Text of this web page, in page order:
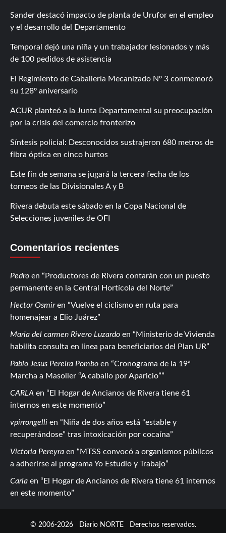
Sander destacó impacto de planta de Urufor en el empleo
y el desarrollo del Departamento
Temporal dejó una niña y un trabajador lesionados y más
de 100 pedidos de asistencia
El Regimiento de Caballería Mecanizado Nº 3 conmemoró
su 128º aniversario
ACUR planteó a la Junta Departamental su preocupación
por la crisis del comercio fronterizo
Síntesis policial: Desconocidos sustrajeron 680 metros de
fibra óptica en cinco hurtos
Este fin de semana se jugará la tercera fecha de los
torneos de las Divisionales A y B
Rivera debuta este sábado en la Copa Nacional de
Selecciones juveniles de OFI
Comentarios recientes
Pedro en
Productores de Rivera contarán con un puesto
permanente en la Central Hortícola del Norte
Hector Osmiren
Vuelve el ciclismo en ruta para
homenajear a Elio Juárez
Maria del carmen Rivero Luzardo en
Ministerio de Vivienda
habilita consulta en línea para beneficiarios del Plan UR
Pablo Jesus Pereira Pombo en
Cronograma de la 19ª
Marcha a Masoller “A caballo por Aparicio”
CARLA en
El Hogar de Ancianos de Rivera tiene 61
internos en este momento
vpirrongelli en
Niña de dos años está “estable y
recuperándose” tras intoxicación por cocaína
Victoria Pereyra en
MTSS convocó a organismos públicos
a adherirse al programa Yo Estudio y Trabajo
Carla en
El Hogar de Ancianos de Rivera tiene 61 internos
en este momento
© 2006-2026 Diario NORTE Derechos reservados.